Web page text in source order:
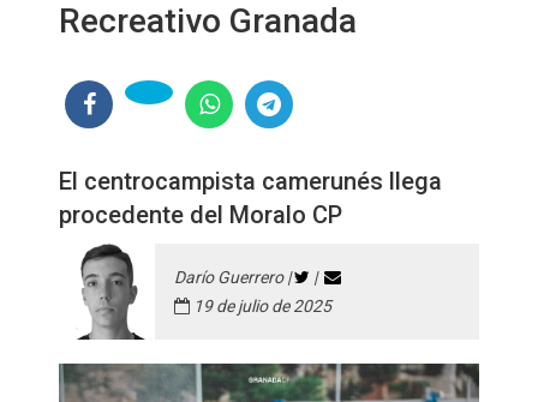
Recreativo Granada
El centrocampista camerunés llega
procedente del Moralo CP
Darío Guerrero |
|
19 de julio de 2025